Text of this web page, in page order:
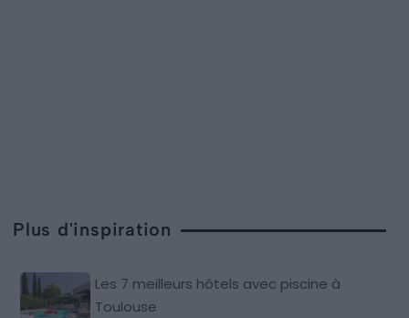
Plus d'inspiration
Les 7 meilleurs hôtels avec piscine à
Toulouse